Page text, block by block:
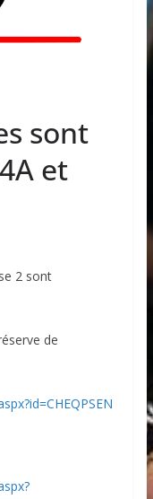
sont
et
2 sont
de